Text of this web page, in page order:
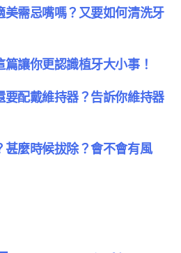
美需忌嘴嗎？又要如何清洗牙
篇讓你更認識植牙大小事！
配戴維持器？告訴你維持器
麼時候拔除？會不會有風